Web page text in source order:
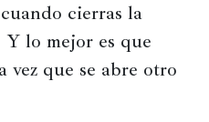
cierras la
Y lo mejor es que
vez que se abre otro